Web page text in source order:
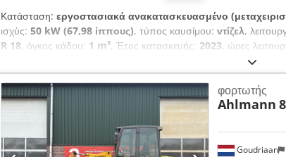
Κατάσταση: εργοστασιακά ανακατασκευασμένο
ισχύς: 50 kW (67,98 ίππους), τύπος καυσίμου: ντίζελ,
R 18, όγκος κάδου: 1 m³, Έτος κατασκευής: 2023, ώρες
UVV, καμπίνα, οπίσθια συλλεκτική μονάδα, πιρούνια
υδραυλικά, Στάδιο κινητήρα V, 20. χλμ/έκδοση, Βοηθητικό
Υδραυλικοί σύνδεσμοι για το 1ο πρόσθετο κύκλωμα,
Dedjtrna Hepfx Apmock Κουτί αποθήκευσης με κάλυμμα, Πίσω
υδραυλικός ταχυσύνδεσμος, Στάνταρ κάδος με συγκολλημένο
παλέτας
Goudriaan
φορτωτής
Ahlmann